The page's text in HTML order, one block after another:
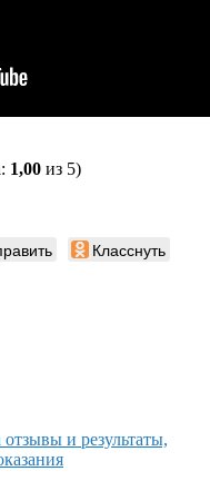
1,00 из 5)
Класснуть
отзывы и результаты,